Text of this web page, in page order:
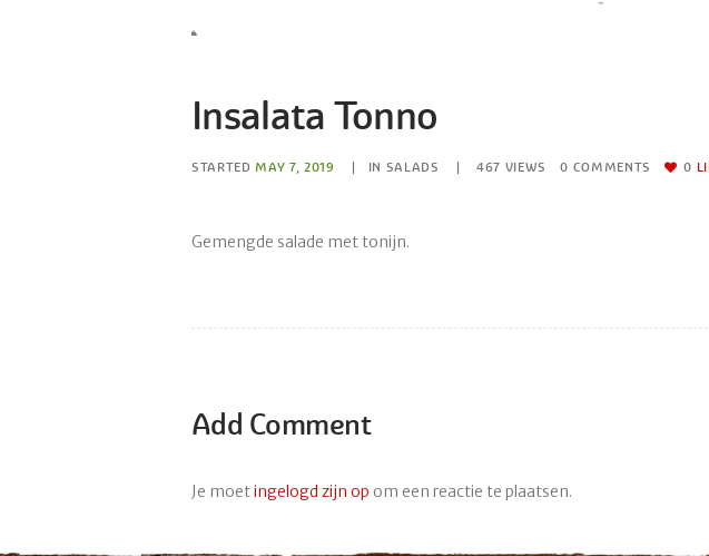
Insalata Tonno
STARTED MAY 7, 2019 IN SALADS 467 VIEWS 0 COMMENTS 0
Gemengde salade met tonijn.
Add Comment
Je moetingelogd zijn op om een reactie te plaatsen.